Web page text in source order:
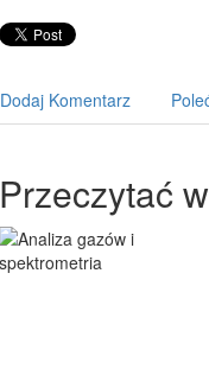
Dodaj Komentarz
Przeczytać